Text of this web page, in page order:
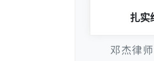
扎实
邓杰律